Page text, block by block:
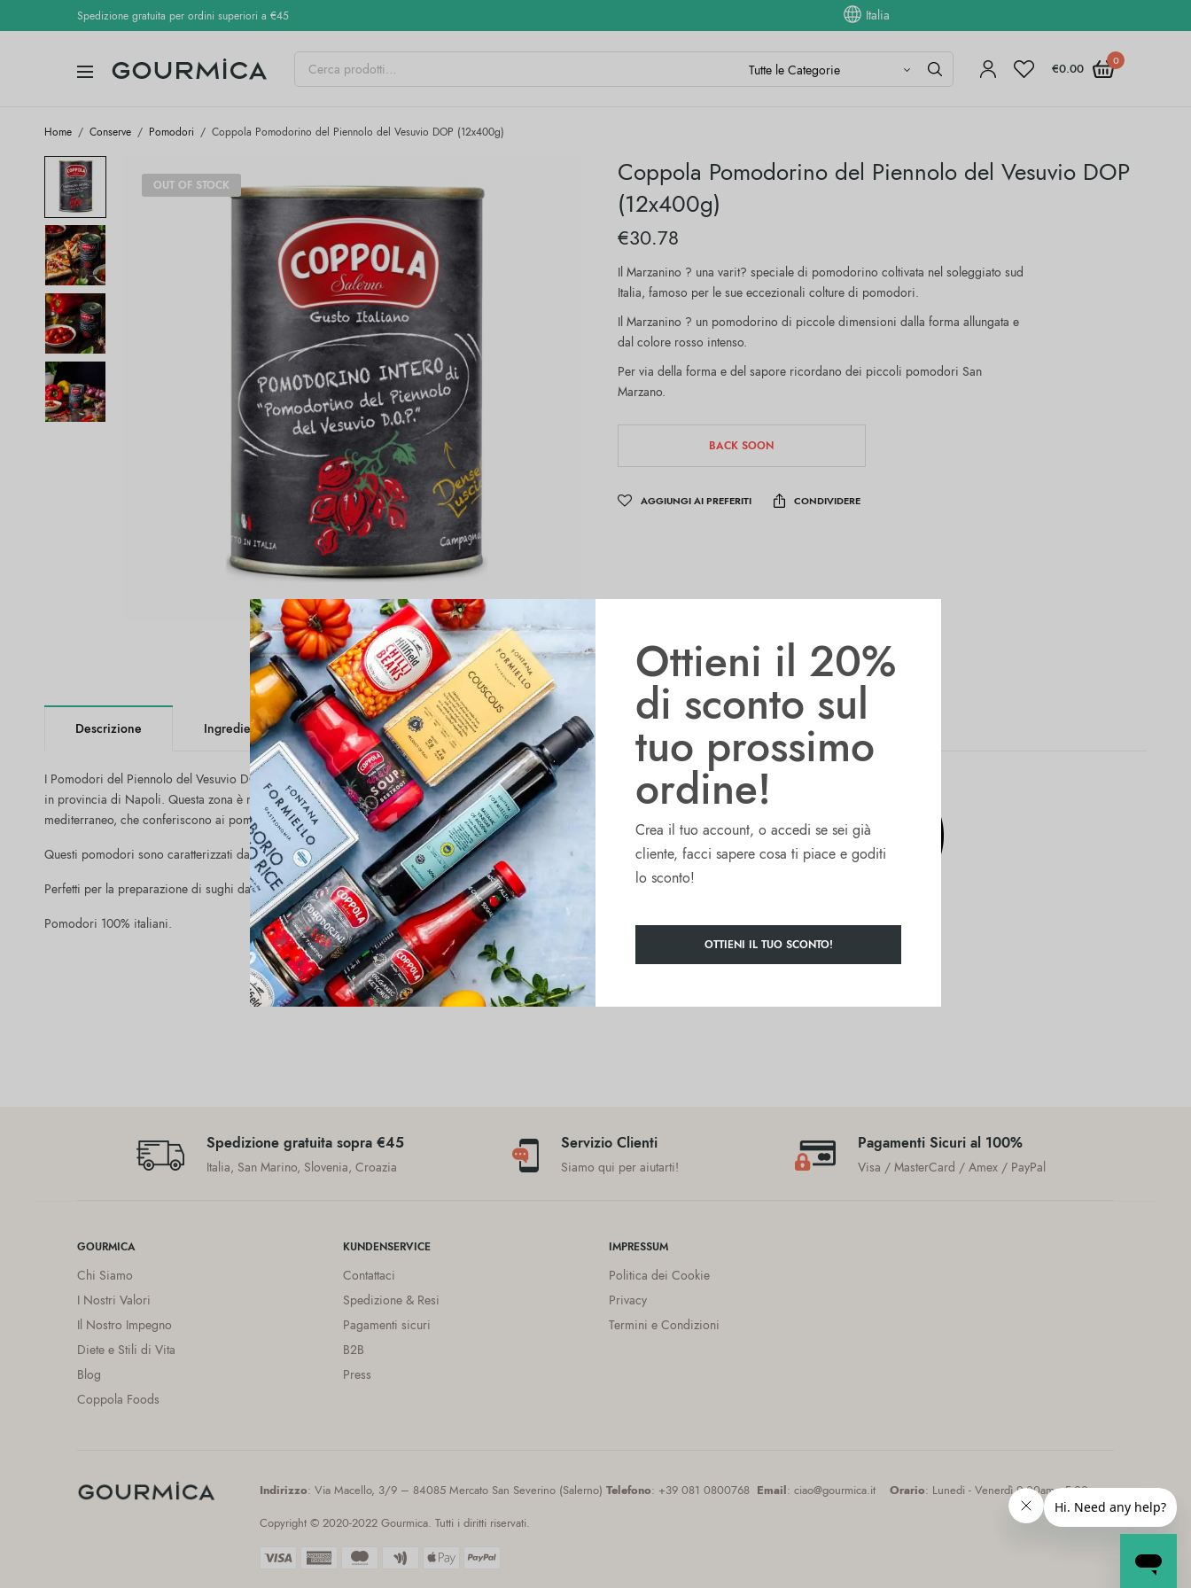
Ottieni il 20%
di sconto sul
tuo prossimo
ordine!
Crea il tuo account, o accedi se sei già
cliente, facci sapere cosa ti piace e goditi
lo sconto!
OTTIENI IL TUO SCONTO!
Spedizione gratuita per ordini superiori a €45 Italia
€0.00
0
Home / Conserve / Pomodori / Coppola Pomodorino del Piennolo del Vesuvio DOP (12x400g)
OUT OF STOCK
Coppola Pomodorino del Piennolo del Vesuvio DOP
(12x400g)
€30.78
Il Marzanino ? una varit? speciale di pomodorino coltivata nel soleggiato sud
Italia, famoso per le sue eccezionali colture di pomodori.
Il Marzanino ? un pomodorino di piccole dimensioni dalla forma allungata e
dal colore rosso intenso.
Per via della forma e del sapore ricordano dei piccoli pomodori San
Marzano.
BACK SOON
AGGIUNGI AI PREFERITI CONDIVIDERE
Descrizione Ingredienti Valori Nutrizionali Informazioni aggiuntive
I Pomodori del Piennolo del Vesuvio DOP sono pomodori coltivati e confezionati stagionalmente in Campania, sulle pendici del Vesuvio,
in provincia di Napoli. Questa zona è rinomata per il terreno vulcanico ricco di minerali, l’esposizione solare ottimale e il clima
mediterraneo, che conferiscono ai pomodori un sapore intenso.
Questi pomodori sono caratterizzati da una polpa densa, un gusto dolce e succulento.
Perfetti per la preparazione di sughi dal sapore autentico, pizze tradizionali, bruschette e piatti tipici della cucina napoletana.
Pomodori 100% italiani.
Spedizione gratuita sopra €45
Italia, San Marino, Slovenia, Croazia
Servizio Clienti
Siamo qui per aiutarti!
Pagamenti Sicuri al 100%
Visa / MasterCard / Amex / PayPal
GOURMICA
Chi Siamo
I Nostri Valori
Il Nostro Impegno
Diete e Stili di Vita
Blog
Coppola Foods
KUNDENSERVICE
Contattaci
Spedizione & Resi
Pagamenti sicuri
B2B
Press
IMPRESSUM
Politica dei Cookie
Privacy
Termini e Condizioni
Indirizzo: Via Macello, 3/9 – 84085 Mercato San Severino (Salerno) Telefono: +39 081 0800768 Email: ciao@gourmica.it Orario: Lunedi - Venerdì 9:00am - 5:00pm
Copyright © 2020-2022 Gourmica. Tutti i diritti riservati.